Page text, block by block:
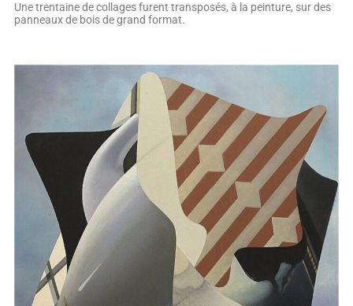
Une trentaine de collages furent transposés, à la peinture, sur des
panneaux de bois de grand format.